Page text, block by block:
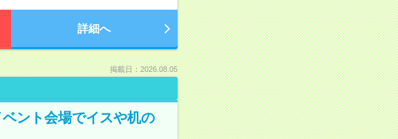
詳細へ
掲載日：2026.08.05
ント会場でイスや机の